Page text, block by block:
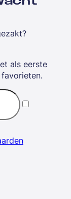
als eerste